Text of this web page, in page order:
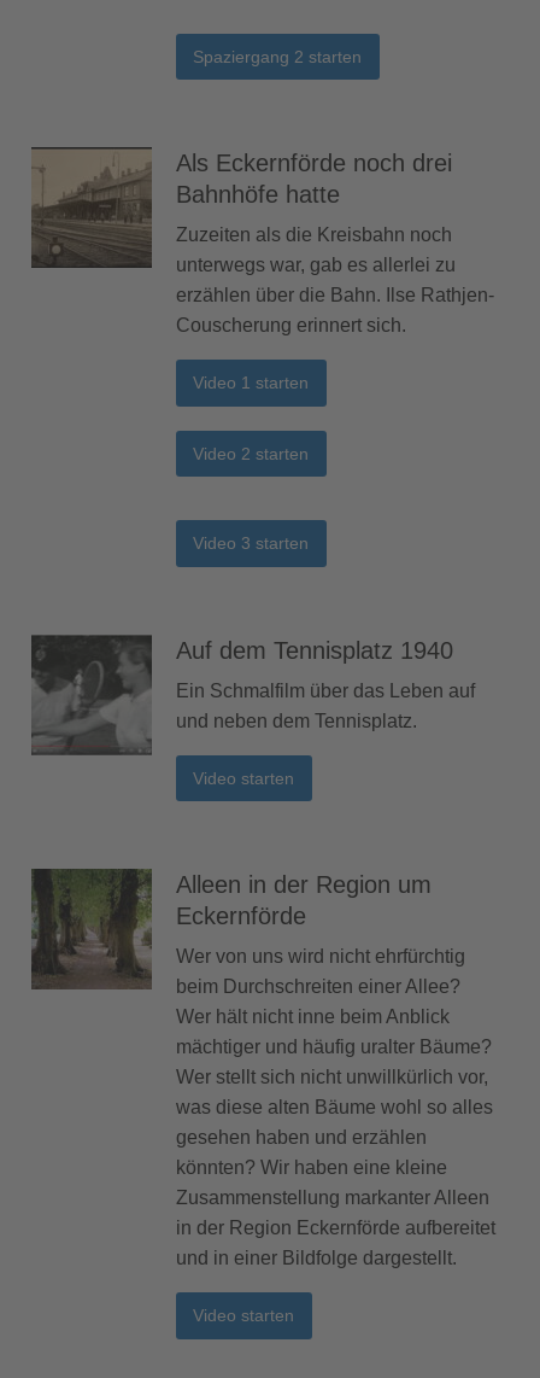
Spaziergang 2 starten
Als Eckernförde noch drei
Bahnhöfe hatte
Zuzeiten als die Kreisbahn noch
unterwegs war, gab es allerlei zu
erzählen über die Bahn. Ilse Rathjen-
Couscherung erinnert sich.
Video 1 starten
Video 2 starten
Video 3 starten
Auf dem Tennisplatz 1940
Ein Schmalfilm über das Leben auf
und neben dem Tennisplatz.
Video starten
Alleen in der Region um
Eckernförde
Wer von uns wird nicht ehrfürchtig
beim Durchschreiten einer Allee?
Wer hält nicht inne beim Anblick
mächtiger und häufig uralter Bäume?
Wer stellt sich nicht unwillkürlich vor,
was diese alten Bäume wohl so alles
gesehen haben und erzählen
könnten? Wir haben eine kleine
Zusammenstellung markanter Alleen
in der Region Eckernförde aufbereitet
und in einer Bildfolge dargestellt.
Video starten